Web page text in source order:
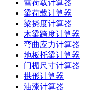
雪荷载计算器
梁荷载计算器
梁挠度计算器
木梁跨度计算器
弯曲应力计算器
地板托梁计算器
门楣尺寸计算器
拱形计算器
油漆计算器